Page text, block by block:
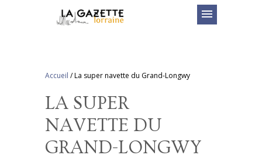
menu
Accueil /La super navette du Grand-Longwy
LA SUPER
NAVETTE DU
GRAND-LONGWY